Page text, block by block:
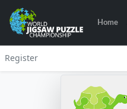
Home
Register